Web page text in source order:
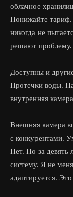
облачное
Понижайте
никогда не
решают проблему.
Доступны и
Протечки воды.
внутренняя
Внешняя камера
с конкурентами.
Нет. Но за девять
систему. Я не
адаптируется.